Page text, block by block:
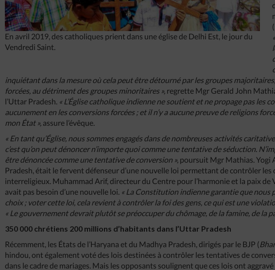
En avril 2019, des catholiques prient dans une église de Delhi Est, le jour du
Vendredi Saint.
inquiétant dans la mesure où cela peut être détourné par les groupes
forcées, au détriment des groupes minoritaires », regrette Mgr Gerald John
l’Uttar Pradesh. « L’Église catholique indienne ne soutient et ne propage pas les
aucunement en les conversions forcées ; et il n’y a aucune preuve de religions
mon État », assure l’évêque.
« En tant qu’Église, nous sommes engagés dans de nombreuses activités
c’est qu’on peut dénoncer n’importe quoi comme une tentative de séduction.
être dénoncée comme une tentative de conversion », poursuit Mgr Mathias. Yogi
Pradesh, était le fervent défenseur d’une nouvelle loi permettant de contrôler les
interreligieux. Muhammad Arif, directeur du Centre pour l’harmonie et la paix de
avait pas besoin d’une nouvelle loi. « La Constitution indienne garantie que
choix ; voter cette loi, cela revient à contrôler la foi des gens, ce qui est une
« Le gouvernement devrait plutôt se préoccuper du chômage, de la famine, de la
350 000 chrétiens 200 millions d’habitants dans l’Uttar Pradesh
Récemment, les États de l’Haryana et du Madhya Pradesh, dirigés par le BJP (
hindou, ont également voté des lois destinées à contrôler les tentatives de
dans le cadre de mariages. Mais les opposants soulignent que ces lois ont